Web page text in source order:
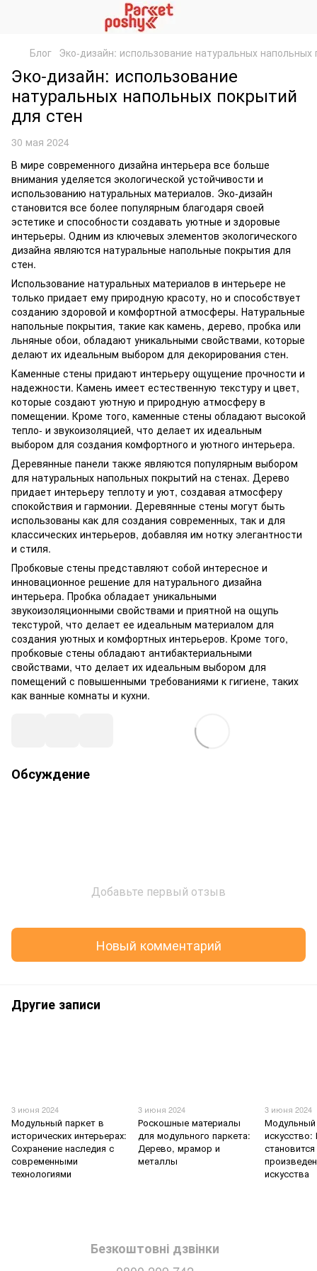
Блог Эко-дизайн: использование натуральных напольных
Эко-дизайн: использование
натуральных напольных покрытий
для стен
30 мая 2024
В мире современного дизайна интерьера все больше
внимания уделяется экологической устойчивости и
использованию натуральных материалов. Эко-дизайн
становится все более популярным благодаря своей
эстетике и способности создавать уютные и здоровые
интерьеры. Одним из ключевых элементов экологического
дизайна являются натуральные напольные покрытия для
стен.
Использование натуральных материалов в интерьере не
только придает ему природную красоту, но и способствует
созданию здоровой и комфортной атмосферы. Натуральные
напольные покрытия, такие как камень, дерево, пробка или
льняные обои, обладают уникальными свойствами, которые
делают их идеальным выбором для декорирования стен.
Каменные стены придают интерьеру ощущение прочности и
надежности. Камень имеет естественную текстуру и цвет,
которые создают уютную и природную атмосферу в
помещении. Кроме того, каменные стены обладают высокой
тепло- и звукоизоляцией, что делает их идеальным
выбором для создания комфортного и уютного интерьера.
Деревянные панели также являются популярным выбором
для натуральных напольных покрытий на стенах. Дерево
придает интерьеру теплоту и уют, создавая атмосферу
спокойствия и гармонии. Деревянные стены могут быть
использованы как для создания современных, так и для
классических интерьеров, добавляя им нотку элегантности
и стиля.
Пробковые стены представляют собой интересное и
инновационное решение для натурального дизайна
интерьера. Пробка обладает уникальными
звукоизоляционными свойствами и приятной на ощупь
текстурой, что делает ее идеальным материалом для
создания уютных и комфортных интерьеров. Кроме того,
пробковые стены обладают антибактериальными
свойствами, что делает их идеальным выбором для
помещений с повышенными требованиями к гигиене, таких
как ванные комнаты и кухни.
Обсуждение
Добавьте первый отзыв
Новый комментарий
Другие записи
3 июня 2024
Модульный паркет в
исторических интерьерах:
Сохранение наследия с
современными
технологиями
3 июня 2024
Роскошные материалы
для модульного паркета:
Дерево, мрамор и
металлы
3 июня 2024
Модульный
становится
искусства
Безкоштовні дзвінки